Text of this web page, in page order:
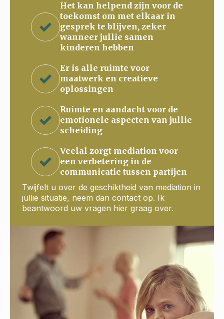
Het kan helpend zijn voor de
toekomst om met elkaar in
gesprek te blijven, zeker
wanneer jullie samen
kinderen hebben
Er is alle ruimte voor
maatwerk en creatieve
oplossingen
Ruimte en aandacht voor de
emotionele aspecten van jullie
scheiding
Veelal zorgt mediation voor
een verbetering in de
communicatie tussen partijen
Twijfelt u over de geschiktheid van mediation in
jullie situatie, neem dan contact op. Ik
beantwoord uw vragen hier graag over.